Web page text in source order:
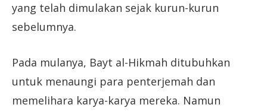
yang telah dimulakan sejak kurun-kurun
sebelumnya.
Pada mulanya, Bayt al-Hikmah ditubuhkan
untuk menaungi para penterjemah dan
memelihara karya-karya mereka. Namun